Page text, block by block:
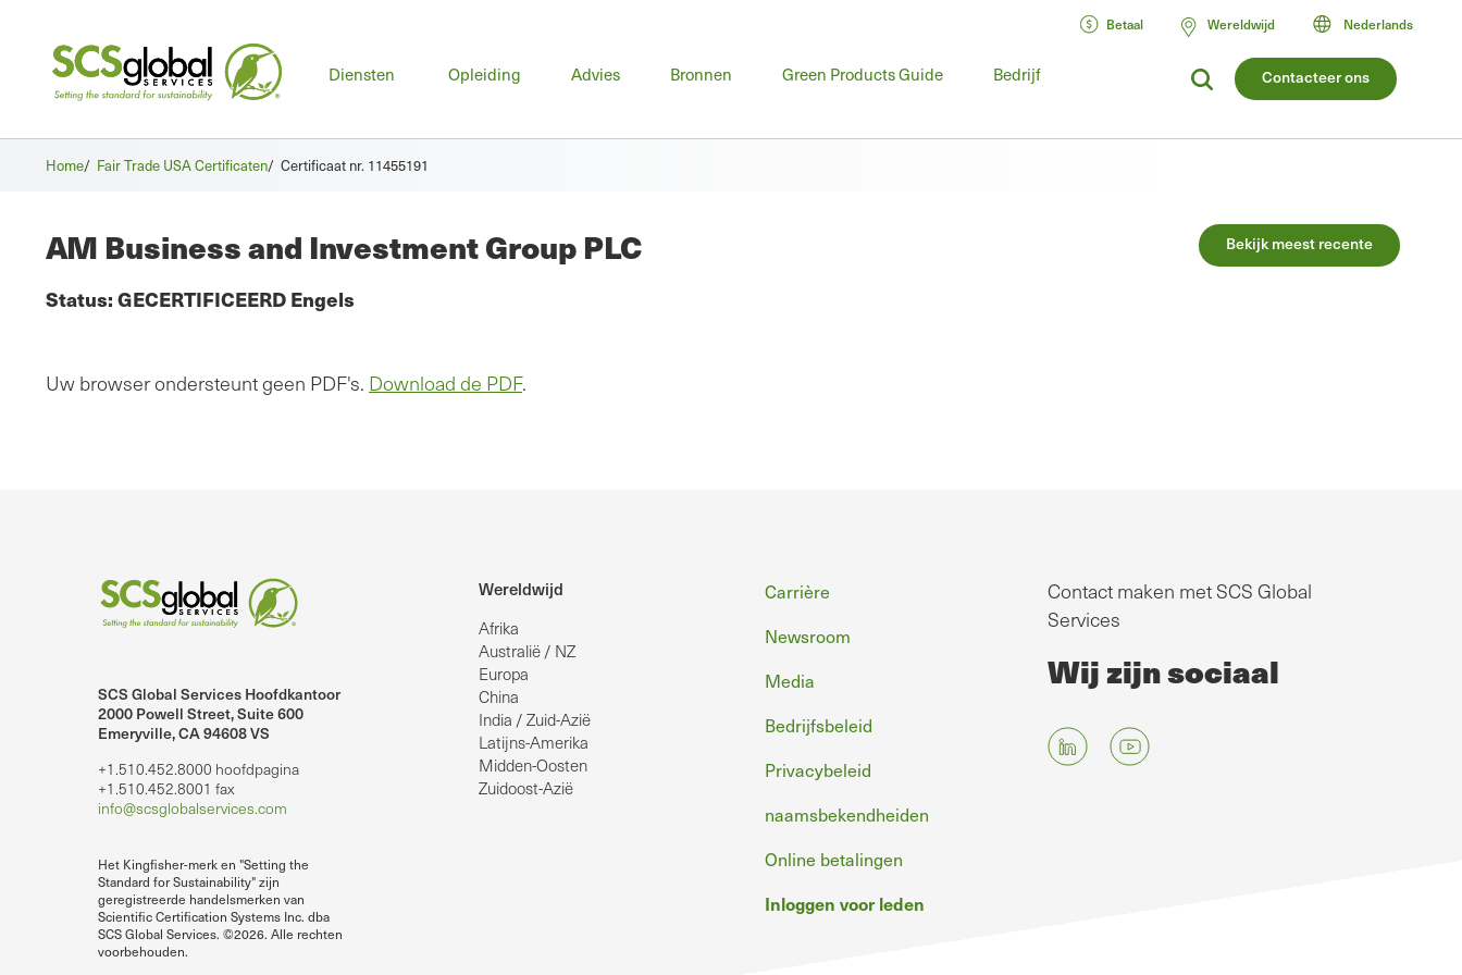
Contacteer ons
Diensten Hoofdmenu
Opleiding Advies Bronnen Green Products Guide Bedrijf
Betaal Wereldwijd Nederlands
Home/ Fair Trade USA Certificaten/ Certificaat nr. 11455191
AM Business and Investment Group PLC Bekijk meest recente
Status: GECERTIFICEERD Engels
Uw browser ondersteunt geen PDF's. Download de PDF.
SCS Global Services Hoofdkantoor
2000 Powell Street, Suite 600
Emeryville, CA 94608 VS
+1.510.452.8000 hoofdpagina
+1.510.452.8001 fax
info@scsglobalservices.com
Het Kingfisher-merk en "Setting the
Standard for Sustainability" zijn
geregistreerde handelsmerken van
Scientific Certification Systems Inc. dba
SCS Global Services. ©2026. Alle rechten
voorbehouden.
Wereldwijd
Afrika
Australië / NZ
Europa
China
India / Zuid-Azië
Latijns-Amerika
Midden-Oosten
Zuidoost-Azië
Voettekst
Carrière
Newsroom
Media
Bedrijfsbeleid
Privacybeleid
naamsbekendheiden
Online betalingen
Inloggen voor leden
Contact maken met SCS Global
Services
Wij zijn sociaal
op LinkedIn.
SCS Global Services op YouTube